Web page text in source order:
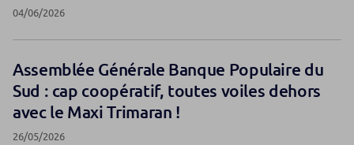
04/06/2026
Assemblée Générale Banque Populaire du
Sud : cap coopératif, toutes voiles dehors
avec le Maxi Trimaran !
26/05/2026